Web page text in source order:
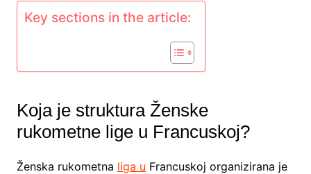
Key sections in the article:
Koja je struktura Ženske
rukometne lige u Francuskoj?
Ženska rukometna liga u Francuskoj organizirana je